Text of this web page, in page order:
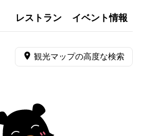
レストラン イベント情報
観光マップの高度な検索